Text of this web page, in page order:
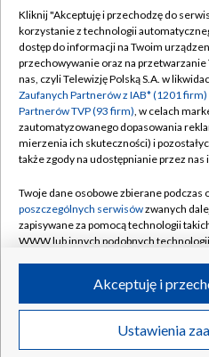
Abonament TVP
Emisja w TVP
Centrum informacji TVP
Naziemna Telewizja Cyfrowa
Rada Programowa
System NOS
Informacje o nadawcy
Program dla prasy
Ogłoszenie przetargowe
Polityka
Moje
©2026 Telewizja
Kliknij "Akceptuję i przechodzę do
korzystanie z technologii
dostęp do informacji na Twoim
przechowywanie oraz na
nas, czyli Telewizję Polską S.A. w
Zaufanych Partnerów z IAB* (1201 firm)
Partnerów TVP (93 firm), w celach
zautomatyzowanego dopasowania
mierzenia ich skuteczności) i
także zgody na udostępnianie przez
Twoje dane osobowe zbierane podczas
poszczególnych serwisówzwanych
zapisywane za pomocą technologii
WWW lub innych podobnych
ruchu w Internecie.
Twoje dane osobowe zbierane podczas
poszczególnych serwisówna Portalu,
Ustawienia
Akceptuję i